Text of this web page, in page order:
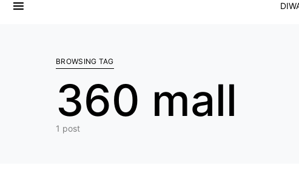
BROWSING TAG
360 mall
1 post